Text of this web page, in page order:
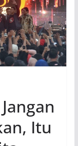
Itu